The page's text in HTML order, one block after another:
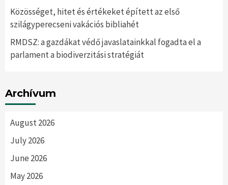
Közösséget, hitet és értékeket épített az első
szilágyperecseni vakációs bibliahét
RMDSZ: a gazdákat védő javaslatainkkal fogadta el a
parlament a biodiverzitási stratégiát
Archívum
August 2026
July 2026
June 2026
May 2026